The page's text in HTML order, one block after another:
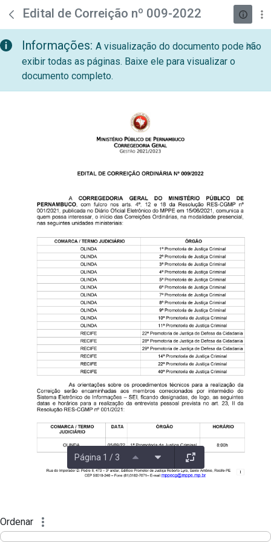
Pular para o Conteúdo principal
teste descricao
Edital de Correição nº 009-2022
Informações: A visualização do documento pode não
exibir todas as páginas. Baixe ele para visualizar o
documento completo.
Página 1 / 3
Ordenar